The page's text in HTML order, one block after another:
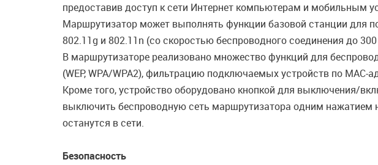
предоставив доступ к сети Интернет компьютерам и мобильным
Маршрутизатор может выполнять функции базовой станции для
802.11g и 802.11n (со скоростью беспроводного соединения до
В маршрутизаторе реализовано множество функций для
(WEP, WPA/WPA2), фильтрацию подключаемых устройств по MAC-
Кроме того, устройство оборудовано кнопкой для выключения/
выключить беспроводную сеть маршрутизатора одним нажатием
останутся в сети.
Безопасность